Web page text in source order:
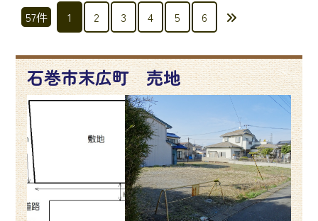
57件
投
稿
の
ペ
り
1 2 3 4 5 6
石巻市末広町 売地